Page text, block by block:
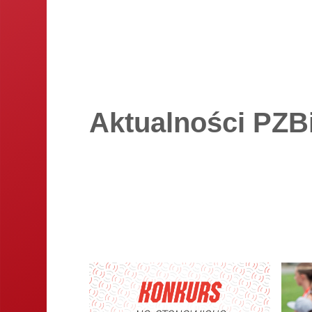
Aktualności